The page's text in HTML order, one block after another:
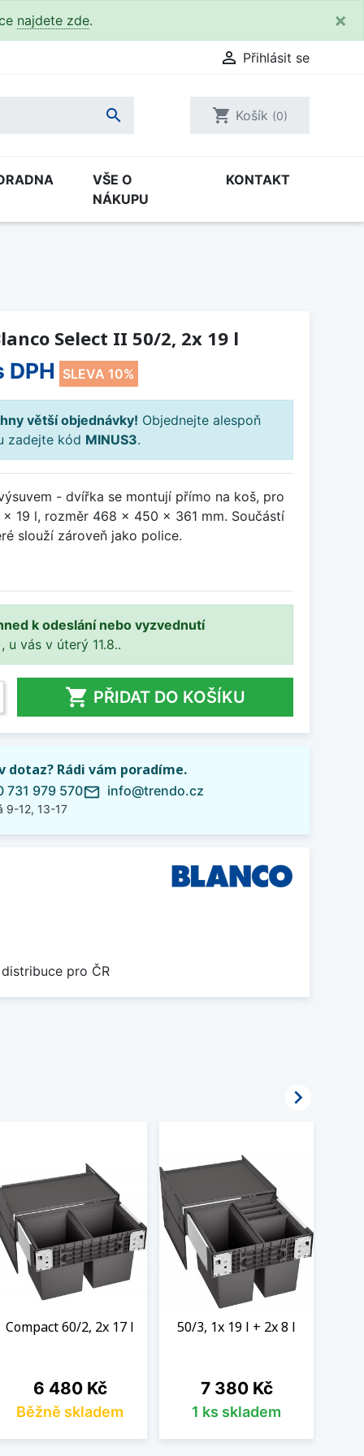
najdete zde. ×
 Přihlásit se
 shopping_cart Košík (0)
VŠE O
NÁKUPU
KONTAKT
Select II 50/2, 2x 19 l
DPH SLEVA 10%
větší objednávky! Objednejte alespoň
zadejte kód MINUS3.
- dvířka se montují přímo na koš, pro
19 l, rozměr 468 x 450 x 361 mm. Součástí
slouží zároveň jako police.
k odeslání nebo vyzvednutí
u vás v úterý 11.8..
 PŘIDAT DO KOŠÍKU
dotaz? Rádi vám poradíme.
731 979 570
9-12, 13-17
mail_outline info@trendo.cz
pro ČR
Compact 60/2, 2x 17 l
Cena
6 480 Kč
Běžně skladem
50/3, 1x 19 l + 2x 8 l
Cena
7 380 Kč
1 ks skladem
